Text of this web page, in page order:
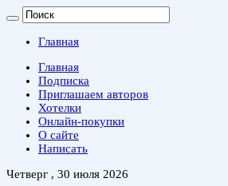
Главная
Главная
Подписка
Приглашаем авторов
Хотелки
Онлайн-покупки
О сайте
Написать
Четверг , 30 июля 2026